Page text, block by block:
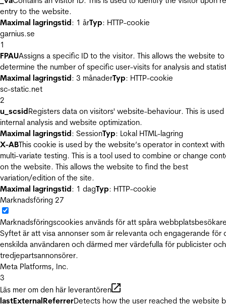
entry to the website.
Maximal lagringstid: 1 årTyp: HTTP-cookie
garnius.se
1
FPAUAssigns a specific ID to the visitor. This allows the website to
determine the number of specific user-visits for analysis and
Maximal lagringstid: 3 månaderTyp: HTTP-cookie
sc-static.net
2
u_scsidRegisters data on visitors' website-behaviour. This is
internal analysis and website optimization.
Maximal lagringstid: SessionTyp: Lokal HTML-lagring
X-ABThis cookie is used by the website’s operator in context with
multi-variate testing. This is a tool used to combine or change
on the website. This allows the website to find the best
variation/edition of the site.
Maximal lagringstid: 1 dagTyp: HTTP-cookie
Marknadsföring 27
Marknadsföringscookies används för att spåra
Syftet är att visa annonser som är relevanta och engagerande för
enskilda användaren och därmed mer värdefulla för publicister och
tredjepartsannonsörer.
Meta Platforms, Inc.
3
Läs mer om den här leverantören
lastExternalReferrerDetects how the user reached the website